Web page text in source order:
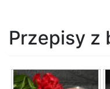
Przepisy z